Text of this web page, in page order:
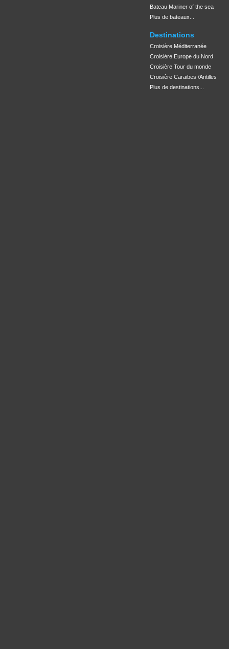
Bateau Mariner of the sea
Plus de bateaux...
Destinations
Croisière Méditerranée
Croisière Europe du Nord
Croisière Tour du monde
Croisière Caraibes /Antilles
Plus de destinations...